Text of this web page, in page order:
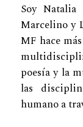
Soy
Marcelino y
MF hace
poesía y la
las
humano a